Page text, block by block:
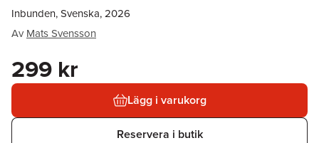
Inbunden, Svenska, 2026
Av Mats Svensson
299 kr
Lägg i varukorg
Reservera i butik